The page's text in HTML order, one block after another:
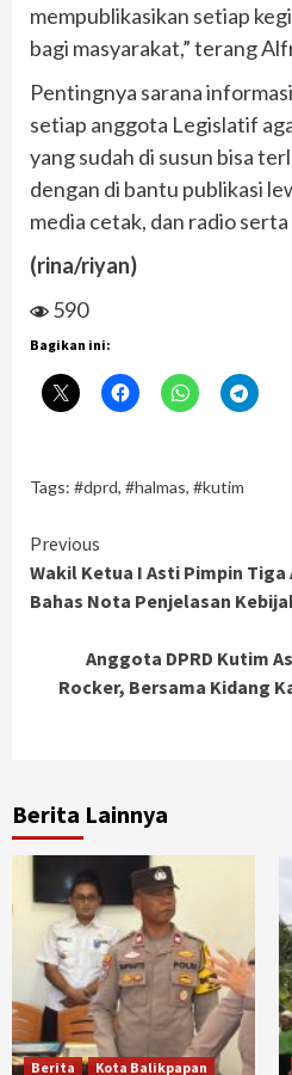
mempublikasikan setiap
bagi masyarakat,” terang
Pentingnya sarana
setiap anggota Legislatif
yang sudah di susun bisa
dengan di bantu publikasi
media cetak, dan radio
(rina/riyan)
590
Bagikan ini:
Tags: #dprd, #halmas, #kutim
Continue
Reading
Previous
Wakil Ketua I Asti Pimpin
Bahas Nota Penjelasan
Anggota DPRD Kutim
Rocker, Bersama Kidang
Berita Lainnya
Berita Kota Balikpapan